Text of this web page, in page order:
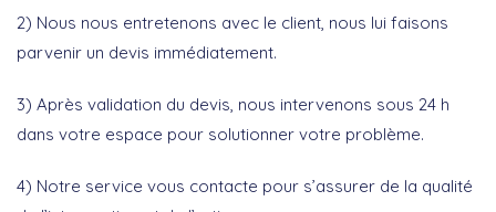
2) Nous nous entretenons avec le client, nous lui faisons
parvenir un devis immédiatement.
3) Après validation du devis, nous intervenons sous 24 h
dans votre espace pour solutionner votre problème.
4) Notre service vous contacte pour s’assurer de la qualité